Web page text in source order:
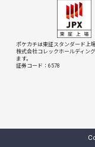
ポケカチは東証スタンダード上
株式会社コレックホールディン
ます。
証券コード：6578